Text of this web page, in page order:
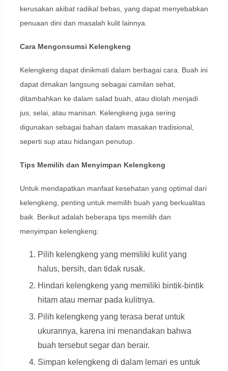
kerusakan akibat radikal bebas, yang dapat menyebabkan
penuaan dini dan masalah kulit lainnya.
Cara Mengonsumsi Kelengkeng
Kelengkeng dapat dinikmati dalam berbagai cara. Buah ini
dapat dimakan langsung sebagai camilan sehat,
ditambahkan ke dalam salad buah, atau diolah menjadi
jus, selai, atau manisan. Kelengkeng juga sering
digunakan sebagai bahan dalam masakan tradisional,
seperti sup atau hidangan penutup.
Tips Memilih dan Menyimpan Kelengkeng
Untuk mendapatkan manfaat kesehatan yang optimal dari
kelengkeng, penting untuk memilih buah yang berkualitas
baik. Berikut adalah beberapa tips memilih dan
menyimpan kelengkeng:
Pilih kelengkeng yang memiliki kulit yang
halus, bersih, dan tidak rusak.
Hindari kelengkeng yang memiliki bintik-bintik
hitam atau memar pada kulitnya.
Pilih kelengkeng yang terasa berat untuk
ukurannya, karena ini menandakan bahwa
buah tersebut segar dan berair.
Simpan kelengkeng di dalam lemari es untuk